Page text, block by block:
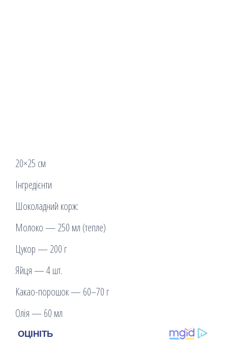
20×25 см
Інгредієнти
Шоколадний корж:
Молоко — 250 мл (тепле)
Цукор — 200 г
Яйця — 4 шт.
Какао-порошок — 60–70 г
Олія — 60 мл